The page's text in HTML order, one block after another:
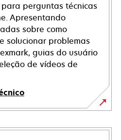
para perguntas técnicas
Apresentando
sobre como
solucionar problemas
guias do usuário
de vídeos de